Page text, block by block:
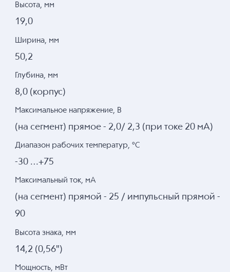
Высота, мм
19,0
Ширина, мм
50,2
Глубина, мм
8,0 (корпус)
Максимальное напряжение, В
(на сегмент) прямое - 2,0/ 2,3 (при токе 20 мА)
Диапазон рабочих температур, °C
-30 …+75
Максимальный ток, мА
(на сегмент) прямой - 25 / импульсный прямой -
90
Высота знака, мм
14,2 (0,56")
Мощность, мВт